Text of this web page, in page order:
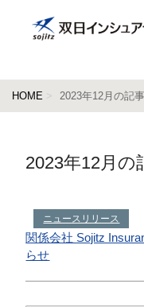
HOME 2023年12月の記
2023年12月の
ニュースリリース
関係会社 Sojitz
らせ